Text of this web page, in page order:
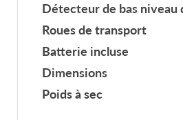
Détecteur de bas niveau
Roues de transport
Batterie incluse
Dimensions
Poids à sec